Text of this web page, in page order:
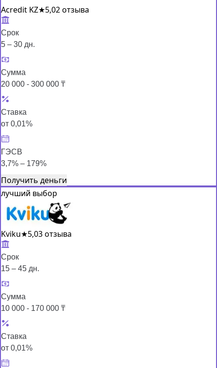
Acredit KZ★5,02 отзыва
Срок
5 – 30 дн.
Сумма
20 000 - 300 000 ₸
Ставка
от 0,01%
ГЭСВ
3,7% – 179%
Получить деньги
лучший выбор
Kviku★5,03 отзыва
Срок
15 – 45 дн.
Сумма
10 000 - 170 000 ₸
Ставка
от 0,01%